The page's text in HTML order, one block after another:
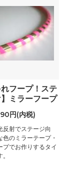
れフープ！ステ
ミラーフープ
円(内税)
反射でステージ向
色のミラーテープ・
プでお作りするタイ